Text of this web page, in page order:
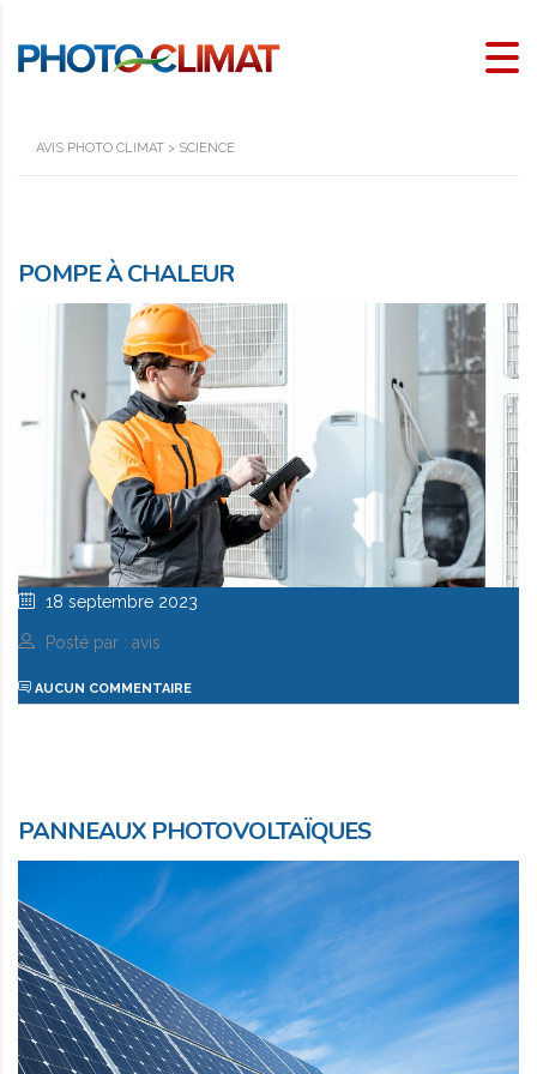
AVIS PHOTO CLIMAT > SCIENCE
POMPE À CHALEUR
18 septembre 2023
Posté par : avis
AUCUN COMMENTAIRE
PANNEAUX PHOTOVOLTAÏQUES